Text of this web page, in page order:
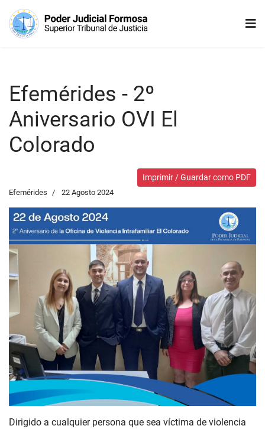
Efemérides - 2º
Aniversario OVI El
Colorado
Imprimir / Guardar como PDF
Efemérides 22 Agosto 2024
Dirigido a cualquier persona que sea víctima de violencia